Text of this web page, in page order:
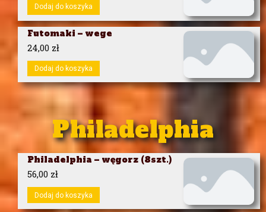
Dodaj do koszyka
Futomaki – wege
24,00 zł
Dodaj do koszyka
Philadelphia
Philadelphia – węgorz (8szt.)
56,00 zł
Dodaj do koszyka